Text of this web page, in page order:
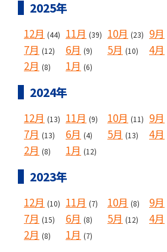
2025年
12月 (44) 11月 (39) 10月 (23) 9月
7月 (12) 6月 (9) 5月 (10) 4月
2月 (8) 1月 (6)
2024年
12月 (13) 11月 (9) 10月 (11) 9月
7月 (13) 6月 (4) 5月 (13) 4月
2月 (8) 1月 (12)
2023年
12月 (10) 11月 (7) 10月 (8) 9月
7月 (15) 6月 (8) 5月 (12) 4月
2月 (8) 1月 (7)